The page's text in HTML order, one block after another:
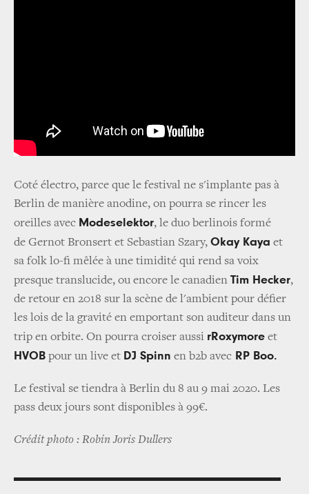
Coté électro, parce que le festival ne s'implante pas à
Berlin de manière anodine, on pourra se rincer les
oreilles avec Modeselektor, le duo berlinois formé
de Gernot Bronsert et Sebastian Szary, Okay Kaya et
sa folk lo-fi mêlée à une timidité qui rend sa voix
presque translucide, ou encore le canadien Tim Hecker,
de retour en 2018 sur la scène de l'ambient pour défier
les lois de la gravité en emportant son auditeur dans un
trip en orbite. On pourra croiser aussi rRoxymore et
HVOB pour un live et DJ Spinn en b2b avec RP Boo.
Le festival se tiendra à Berlin du 8 au 9 mai 2020. Les
pass deux jours sont disponibles à 99€.
Crédit photo : Robin Joris Dullers